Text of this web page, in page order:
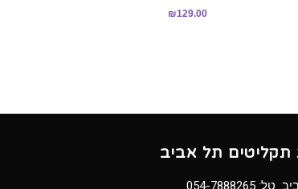
₪129.00
תקליטים תל אביב
054-7888265